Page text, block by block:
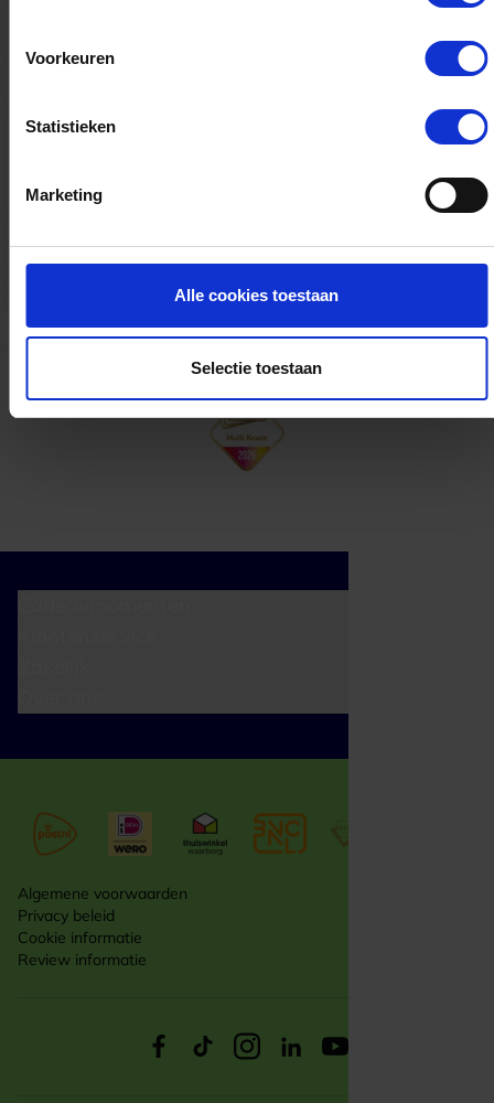
Voorkeuren
Statistieken
Marketing
Alle cookies toestaan
Selectie toestaan
Het volledige saldo op de VVV cadeaukaart
cadeaukaart in delen uitgeven.
Algemene voorwaarden
Privacy beleid
Cookie informatie
Review informatie